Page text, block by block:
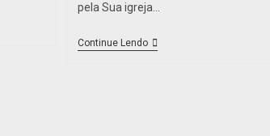
pela Sua igreja…
Continue Lendo